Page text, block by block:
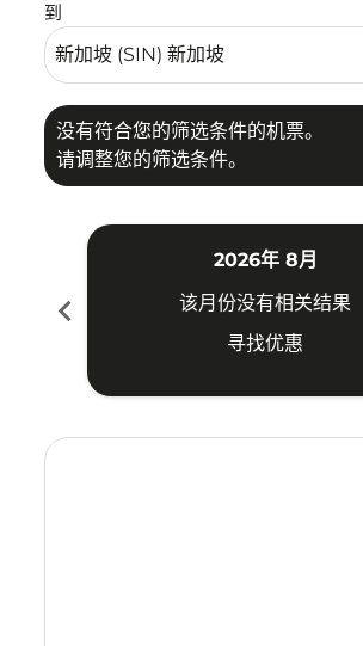
到
没有符合您的筛选条件的机票。
请调整您的筛选条件。
chevron_left
2026年 8月
该月份没有相关结果
寻找优惠